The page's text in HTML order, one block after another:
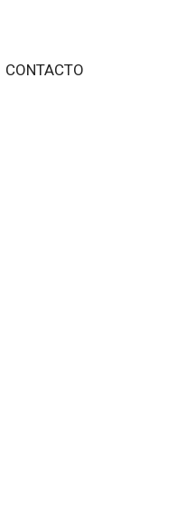
CONTACTO